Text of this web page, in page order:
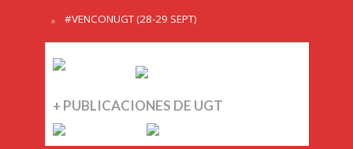
#VENCONUGT (28-29 SEPT)
+ PUBLICACIONES DE UGT